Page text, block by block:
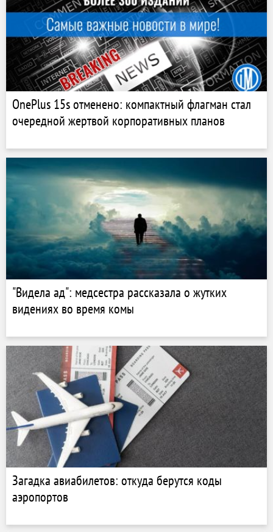
OnePlus 15s отменено: компактный флагман стал
очередной жертвой корпоративных планов
"Видела ад": медсестра рассказала о жутких
видениях во время комы
Загадка авиабилетов: откуда берутся коды
аэропортов